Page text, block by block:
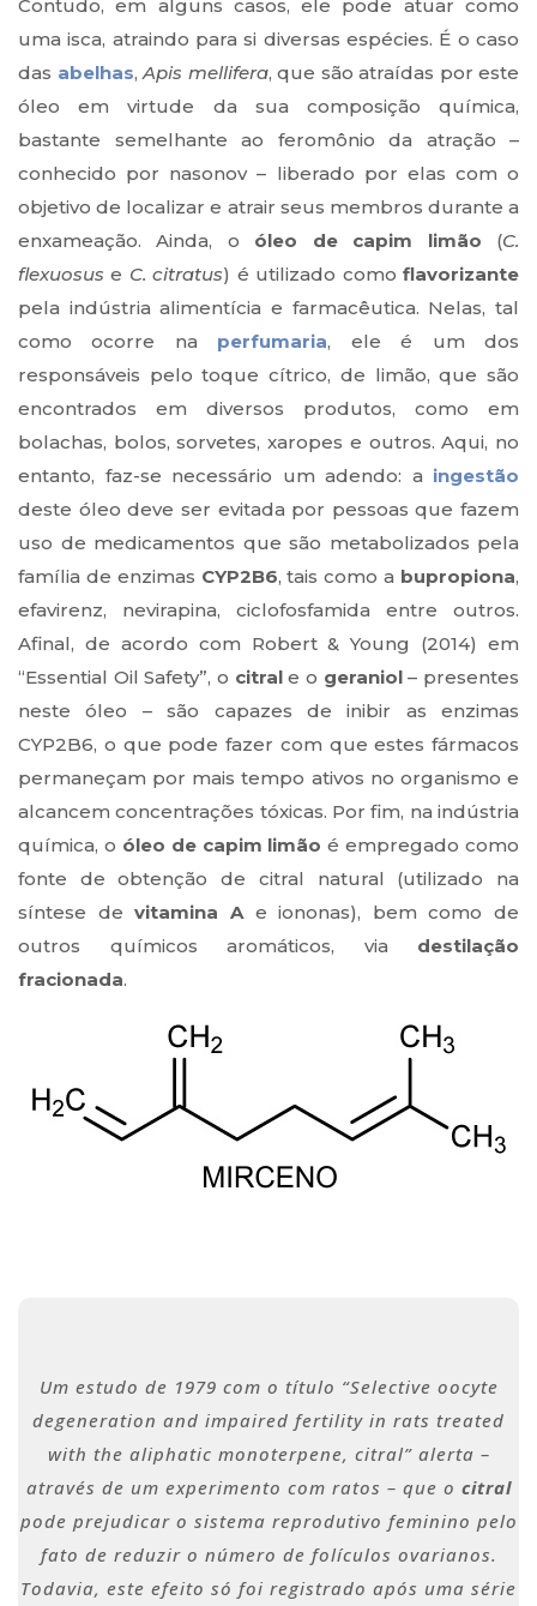
Contudo, em alguns casos, ele pode atuar como
uma isca, atraindo para si diversas espécies. É o caso
das abelhas,Apis mellifera, que são atraídas por este
óleo em virtude da sua composição química,
bastante semelhante ao feromônio da atração –
conhecido por nasonov – liberado por elas com o
objetivo de localizar e atrair seus membros durante a
enxameação. Ainda, o óleo de capim limão (C.
flexuosus e C. citratus) é utilizado comoflavorizante
pela indústria alimentícia e farmacêutica. Nelas, tal
como ocorre na perfumaria, ele é um dos
responsáveis pelo toque cítrico, de limão, que são
encontrados em diversos produtos, como em
bolachas, bolos, sorvetes, xaropes e outros. Aqui, no
entanto, faz-se necessário um adendo: a ingestão
deste óleo deve ser evitada por pessoas que fazem
uso de medicamentos que são metabolizados pela
família de enzimas CYP2B6, tais como a bupropiona,
efavirenz, nevirapina, ciclofosfamida entre outros.
Afinal, de acordo com Robert & Young (2014) em
“Essential Oil Safety”, o citrale o geraniol– presentes
neste óleo – são capazes de inibir as enzimas
CYP2B6, o que pode fazer com que estes fármacos
permaneçam por mais tempo ativos no organismo e
alcancem concentrações tóxicas. Por fim, na indústria
química, o óleo de capim limão é empregado como
fonte de obtenção de citral natural (utilizado na
síntese devitamina Ae iononas), bem como de
outros químicos aromáticos, via destilação
fracionada.
Um estudo de 1979 com o título “Selective oocyte
degeneration and impaired fertility in rats treated
with the aliphatic monoterpene, citral” alerta –
através de um experimento com ratos – que o citral
pode prejudicar o sistema reprodutivo feminino pelo
fato de reduzir o número de folículos ovarianos.
Todavia, este efeito só foi registrado após uma série